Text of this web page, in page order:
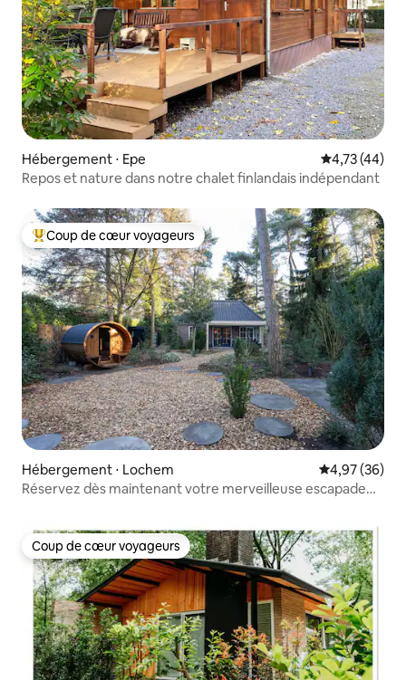
Hébergement ⋅ Epe Évaluation
4,73 (44)
Repos et nature dans notre chalet finlandais indépendant
Coups de cœur voyageurs les plus appréciés
Coup de cœur voyageurs
Hébergement ⋅ Lochem Évaluation
4,97 (36)
Réservez dès maintenant votre merveilleuse escapade
Coup de cœur voyageurs
Coup de cœur voyageurs